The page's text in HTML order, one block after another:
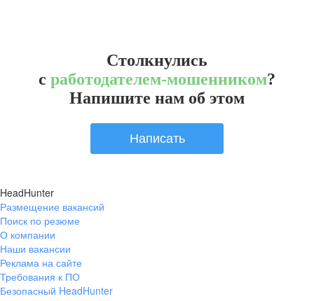
Столкнулись
с работодателем-мошенником?
Напишите нам об этом
Написать
HeadHunter
Размещение вакансий
Поиск по резюме
О компании
Наши вакансии
Реклама на сайте
Требования к ПО
Безопасный HeadHunter